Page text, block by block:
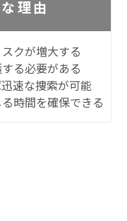
理由
クが増大する
る必要がある
速な捜索が可能
時間を確保できる